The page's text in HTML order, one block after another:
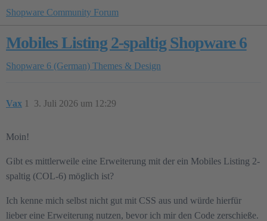
Shopware Community Forum
Mobiles Listing 2-spaltig Shopware 6
Shopware 6 (German) Themes & Design
Vax 3. Juli 2026 um 12:29
1
Moin!
Gibt es mittlerweile eine Erweiterung mit der ein Mobiles Listing 2-
spaltig (COL-6) möglich ist?
Ich kenne mich selbst nicht gut mit CSS aus und würde hierfür
lieber eine Erweiterung nutzen, bevor ich mir den Code zerschieße.